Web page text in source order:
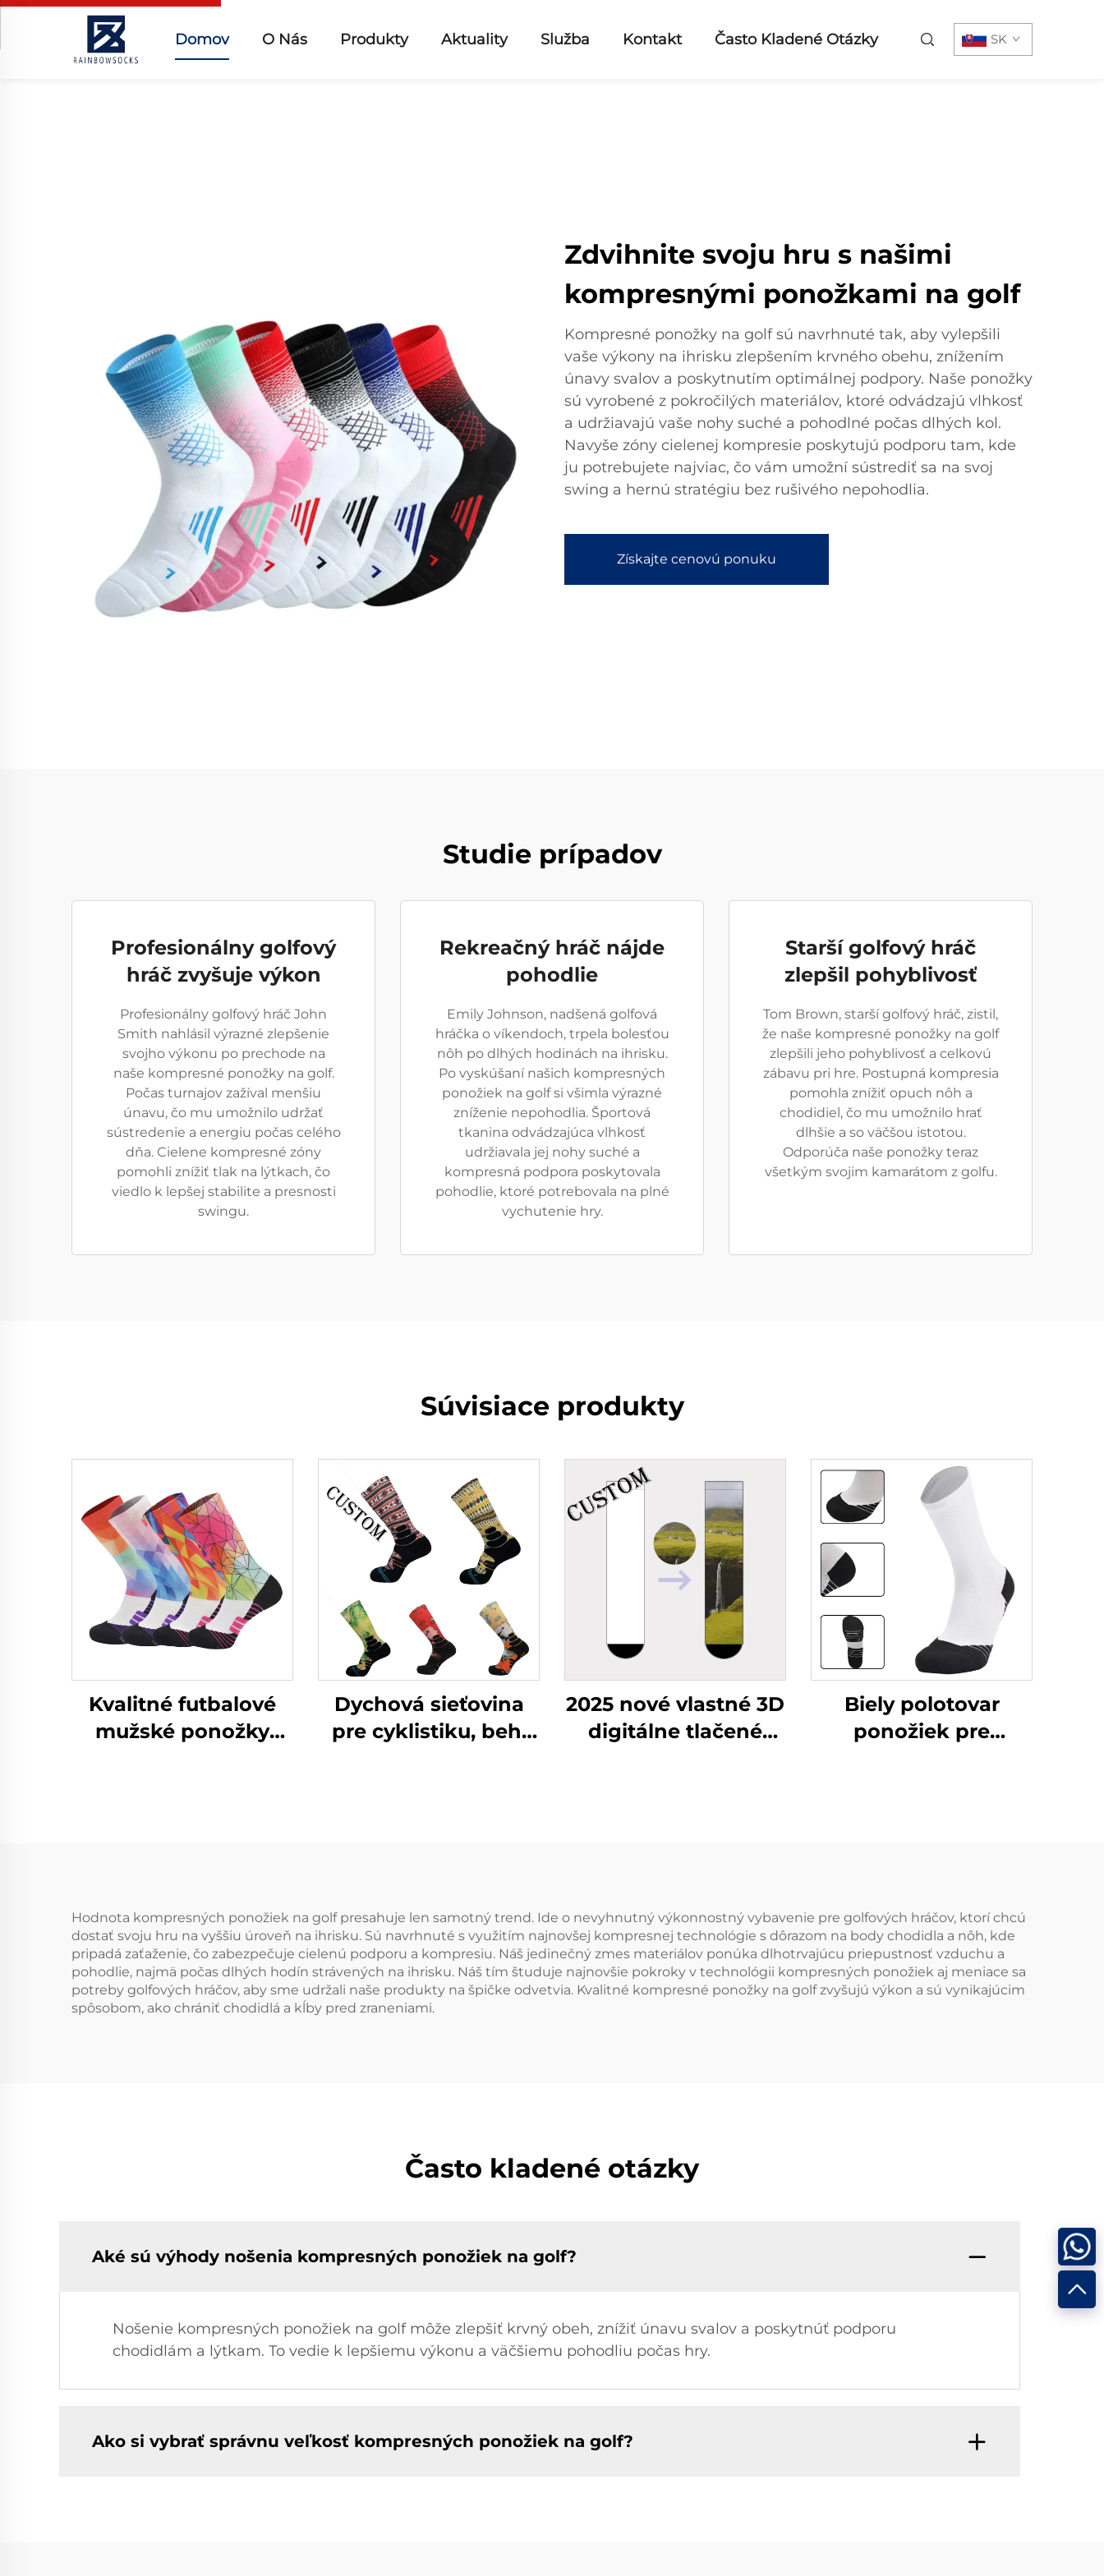
Domov O Nás Produkty Aktuality Služba Kontakt Často Kladené Otázky SK
Zdvihnite svoju hru s našimi
kompresnými ponožkami na golf
Kompresné ponožky na golf sú navrhnuté tak, aby vylepšili
vaše výkony na ihrisku zlepšením krvného obehu, znížením
únavy svalov a poskytnutím optimálnej podpory. Naše ponožky
sú vyrobené z pokročilých materiálov, ktoré odvádzajú vlhkosť
a udržiavajú vaše nohy suché a pohodlné počas dlhých kol.
Navyše zóny cielenej kompresie poskytujú podporu tam, kde
ju potrebujete najviac, čo vám umožní sústrediť sa na svoj
swing a hernú stratégiu bez rušivého nepohodlia.
Získajte cenovú ponuku
Studie prípadov
Profesionálny golfový
hráč zvyšuje výkon
Profesionálny golfový hráč John
Smith nahlásil výrazné zlepšenie
svojho výkonu po prechode na
naše kompresné ponožky na golf.
Počas turnajov zažíval menšiu
únavu, čo mu umožnilo udržať
sústredenie a energiu počas celého
dňa. Cielene kompresné zóny
pomohli znížiť tlak na lýtkach, čo
viedlo k lepšej stabilitе a presnosti
swingu.
Rekreačný hráč nájde
pohodlie
Emily Johnson, nadšená golfová
hráčka o víkendoch, trpela bolesťou
nôh po dlhých hodinách na ihrisku.
Po vyskúšaní našich kompresných
ponožiek na golf si všimla výrazné
zníženie nepohodlia. Športová
tkanina odvádzajúca vlhkosť
udržiavala jej nohy suché a
kompresná podpora poskytovala
pohodlie, ktoré potrebovala na plné
vychutenie hry.
Starší golfový hráč
zlepšil pohyblivosť
Tom Brown, starší golfový hráč, zistil,
že naše kompresné ponožky na golf
zlepšili jeho pohyblivosť a celkovú
zábavu pri hre. Postupná kompresia
pomohla znížiť opuch nôh a
chodidiel, čo mu umožnilo hrať
dlhšie a so väčšou istotou.
Odporúča naše ponožky teraz
všetkým svojim kamarátom z golfu.
Súvisiace produkty
Kvalitné futbalové
mužské ponožky
Dychová sieťovina
pre cyklistiku, beh,
2025 nové vlastné 3D
digitálne tlačené
Biely polotovar
ponožiek pre
Hodnota kompresných ponožiek na golf presahuje len samotný trend. Ide o nevyhnutný výkonnostný vybavenie pre golfových hráčov, ktorí chcú
dostať svoju hru na vyššiu úroveň na ihrisku. Sú navrhnuté s využitím najnovšej kompresnej technológie s dôrazom na body chodidla a nôh, kde
pripadá zaťaženie, čo zabezpečuje cielenú podporu a kompresiu. Náš jedinečný zmes materiálov ponúka dlhotrvajúcu priepustnosť vzduchu a
pohodlie, najmä počas dlhých hodín strávených na ihrisku. Náš tím študuje najnovšie pokroky v technológii kompresných ponožiek aj meniace sa
potreby golfových hráčov, aby sme udržali naše produkty na špičke odvetvia. Kvalitné kompresné ponožky na golf zvyšujú výkon a sú vynikajúcim
spôsobom, ako chrániť chodidlá a kĺby pred zraneniami.
Často kladené otázky
Aké sú výhody nošenia kompresných ponožiek na golf?
Nošenie kompresných ponožiek na golf môže zlepšiť krvný obeh, znížiť únavu svalov a poskytnúť podporu
chodidlám a lýtkam. To vedie k lepšiemu výkonu a väčšiemu pohodliu počas hry.
Ako si vybrať správnu veľkosť kompresných ponožiek na golf?